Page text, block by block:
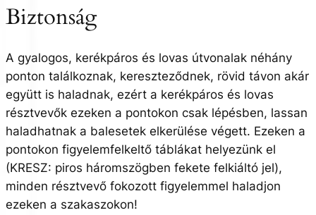
Biztonság
A gyalogos, kerékpáros és lovas útvonalak néhány
ponton találkoznak, kereszteződnek, rövid távon akár
együtt is haladnak, ezért a kerékpáros és lovas
résztvevők ezeken a pontokon csak lépésben, lassan
haladhatnak a balesetek elkerülése végett. Ezeken a
pontokon figyelemfelkeltő táblákat helyezünk el
(KRESZ: piros háromszögben fekete felkiáltó jel),
minden résztvevő fokozott figyelemmel haladjon
ezeken a szakaszokon!